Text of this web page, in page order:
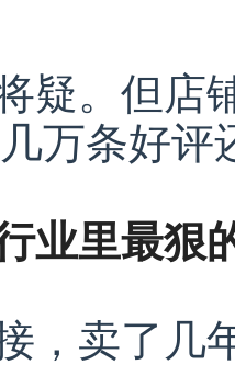
疑。但店
万条好评
业里最狠
，卖了几